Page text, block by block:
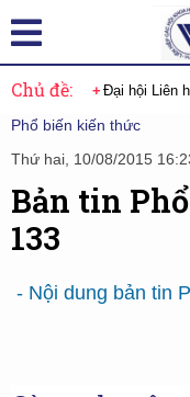
Chủ đề: Đại hội Liên
Phổ biến kiến thức
Thứ hai, 10/08/2015
Bản tin
133
- Nội dung bản tin